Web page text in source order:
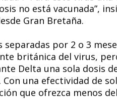
no está vacunada”,
Gran Bretaña.
separadas por 2 o 3
británica del virus,
Delta una sola dosis
una efectividad de
que ofrezca menos